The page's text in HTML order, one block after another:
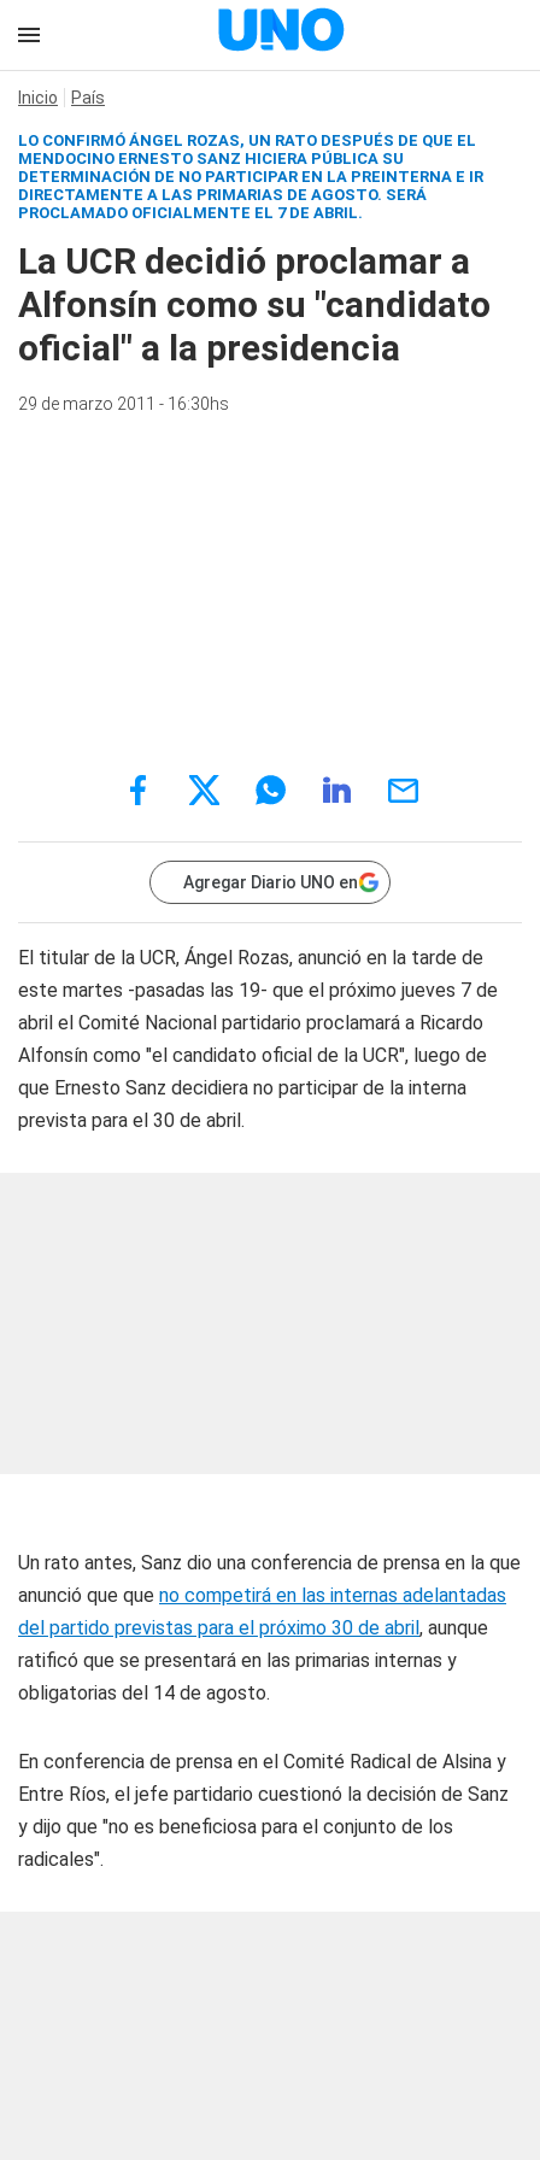
Inicio País
LO CONFIRMÓ ÁNGEL ROZAS, UN RATO DESPUÉS DE QUE EL
MENDOCINO ERNESTO SANZ HICIERA PÚBLICA SU
DETERMINACIÓN DE NO PARTICIPAR EN LA PREINTERNA E IR
DIRECTAMENTE A LAS PRIMARIAS DE AGOSTO. SERÁ
PROCLAMADO OFICIALMENTE EL 7 DE ABRIL.
La UCR decidió proclamar a
Alfonsín como su "candidato
oficial" a la presidencia
29 de marzo 2011 - 16:30hs
Agregar Diario UNO en
El titular de la UCR, Ángel Rozas, anunció en la tarde de
este martes -pasadas las 19- que el próximo jueves 7 de
abril el Comité Nacional partidario proclamará a Ricardo
Alfonsín como "el candidato oficial de la UCR", luego de
que Ernesto Sanz decidiera no participar de la interna
prevista para el 30 de abril.
Un rato antes, Sanz dio una conferencia de prensa en la que
anunció que que no competirá en las internas adelantadas
del partido previstas para el próximo 30 de abril, aunque
ratificó que se presentará en las primarias internas y
obligatorias del 14 de agosto.
En conferencia de prensa en el Comité Radical de Alsina y
Entre Ríos, el jefe partidario cuestionó la decisión de Sanz
y dijo que "no es beneficiosa para el conjunto de los
radicales".